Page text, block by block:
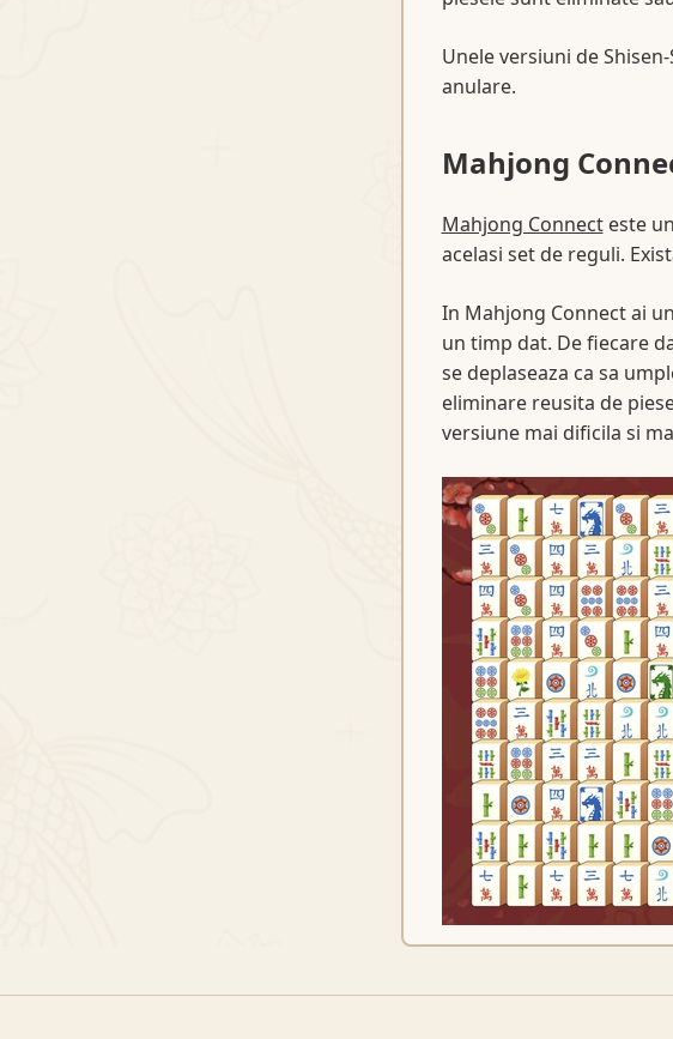
Unele versiuni de
anulare.
Mahjong
Mahjong Connecteste
acelasi set de reguli.
In Mahjong Connect ai
un timp dat. De fiecare
se deplaseaza ca sa
eliminare reusita de
versiune mai dificila si